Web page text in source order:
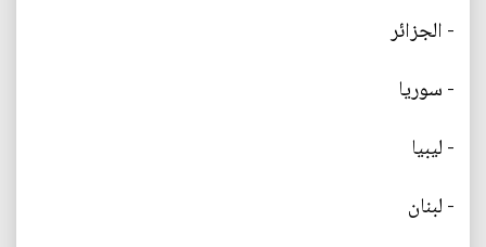
- الجزائر
- سوريا
- ليبيا
- لبنان